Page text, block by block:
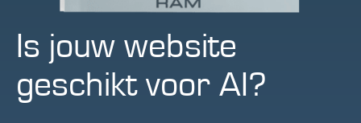
Is jouw website
geschikt voor AI?